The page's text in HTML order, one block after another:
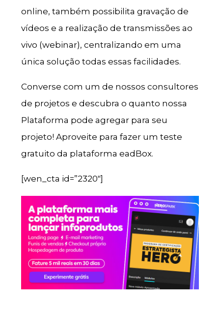
online, também possibilita gravação de
vídeos e a realização de transmissões ao
vivo (webinar), centralizando em uma
única solução todas essas facilidades.
Converse com um de nossos consultores
de projetos e descubra o quanto nossa
Plataforma pode agregar para seu
projeto! Aproveite para fazer um teste
gratuito da plataforma eadBox.
[wen_cta id=”2320″]